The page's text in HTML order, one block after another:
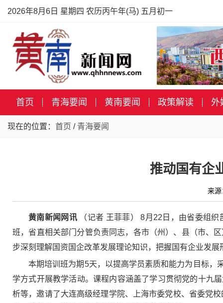
2026年8月6日 星期四 农历丙午年(马) 五月初一
首页 青海要闻 黄南要闻 政策解读 外
现在的位置： 首页 / 青海要闻
推动国有企
来
黄南新闻网讯（记者 王菲菲） 8月22日，由省委组织
班，省直相关部门分管负责同志，各市（州）、县（市、
步深刻理解国资国企改革发展理论知识，把握国有企业发
本期培训班为期5天，以提高学员素质和能力为目标，
学方式开展教学活动。课程内容涵盖了学习贯彻党的十九
析等，邀请了大连高级经理学院、上海市委党校、省委党